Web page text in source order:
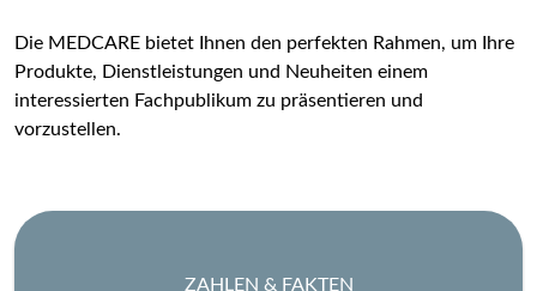
Besuchen
Partner
Die MEDCARE bietet Ihnen den perfekten Rahmen, um Ihre
Produkte, Dienstleistungen und Neuheiten einem
interessierten Fachpublikum zu präsentieren und
vorzustellen.
ZAHLEN & FAKTEN